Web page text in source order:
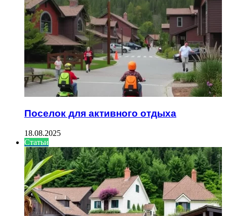
Поселок для активного отдыха
18.08.2025
Статьи